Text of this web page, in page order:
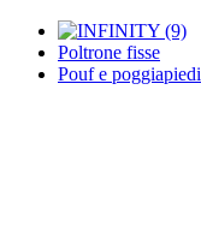
Poltrone fisse
Pouf e poggiapiedi